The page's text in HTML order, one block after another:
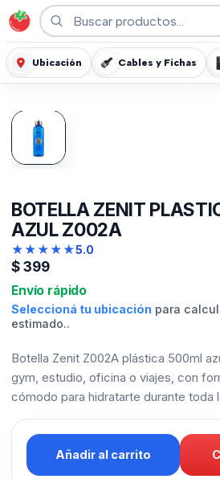
Ubicación Cables y Fichas
BOTELLA ZENIT
AZUL Z002A
★★★★★5.0
$399
Envío rápido
Seleccioná tu ubicación para
estimado..
Botella Zenit Z002A plástica 500ml
gym, estudio, oficina o viajes, con
cómodo para hidratarte durante toda
Añadir al carrito